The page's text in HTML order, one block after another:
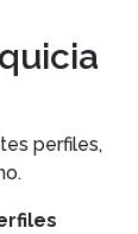
perfiles,